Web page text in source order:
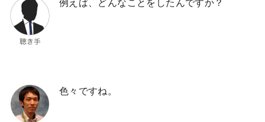
例えば、どんなことをしたんですか？
色々ですね。